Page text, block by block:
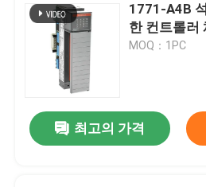
1771-A4B
한 컨트롤러
MOQ：1PC
최고의 가격